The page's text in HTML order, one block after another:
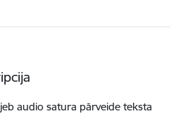
audio satura pārveide teksta